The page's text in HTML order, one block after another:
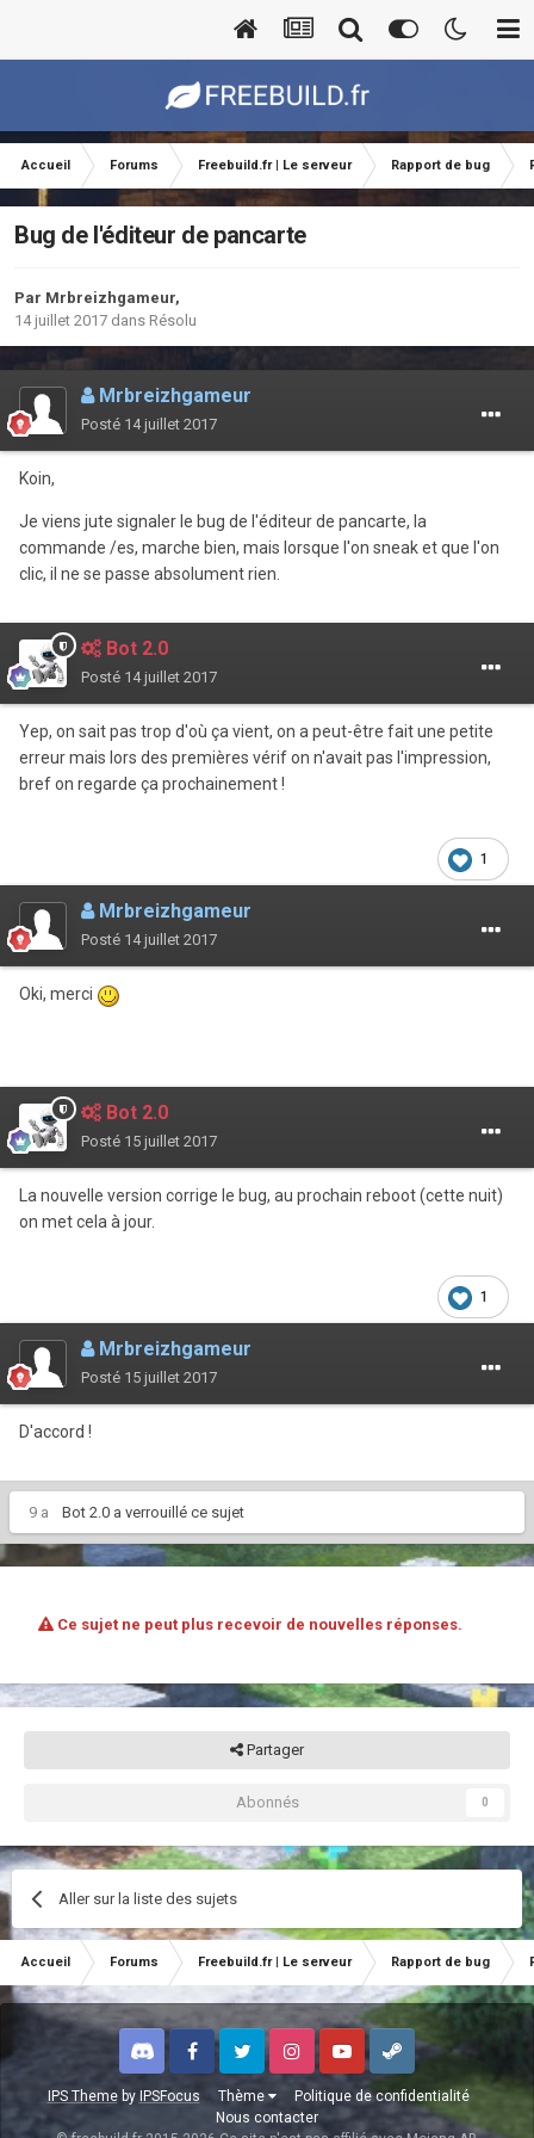
Accueil Forums Freebuild.fr | Le serveur Rapport de bug
Bug de l'éditeur de pancarte
Par Mrbreizhgameur,
14 juillet 2017 dans Résolu
Mrbreizhgameur
Posté 14 juillet 2017
Koin,
Je viens jute signaler le bug de l'éditeur de pancarte, la
commande /es, marche bien, mais lorsque l'on sneak et que l'on
clic, il ne se passe absolument rien.
Bot 2.0
Posté 14 juillet 2017
Yep, on sait pas trop d'où ça vient, on a peut-être fait une petite
erreur mais lors des premières vérif on n'avait pas l'impression,
bref on regarde ça prochainement !
1
Mrbreizhgameur
Posté 14 juillet 2017
Oki, merci
Bot 2.0
Posté 15 juillet 2017
La nouvelle version corrige le bug, au prochain reboot (cette nuit)
on met cela à jour.
1
Mrbreizhgameur
Posté 15 juillet 2017
D'accord !
9 a Bot 2.0 a verrouillé ce sujet
Ce sujet ne peut plus recevoir de nouvelles réponses.
Partager
Abonnés 0
Aller sur la liste des sujets
Accueil Forums Freebuild.fr | Le serveur Rapport de bug
IPS Themeby IPSFocus Thème
Politique de confidentialité
Nous contacter
Discord FacebookTwitter InstagramYoutubeSteam